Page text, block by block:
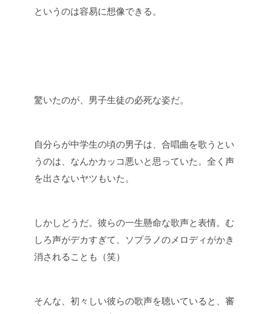
というのは容易に想像できる。
驚いたのが、男子生徒の必死な姿だ。
自分らが中学生の頃の男子は、合唱曲を歌うとい
うのは、なんかカッコ悪いと思っていた。全く声
を出さないヤツもいた。
しかしどうだ。彼らの一生懸命な歌声と表情。む
しろ声がデカすぎて、ソプラノのメロディがかき
消されることも（笑）
そんな、初々しい彼らの歌声を聴いていると、審